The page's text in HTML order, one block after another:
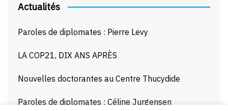
Actualités
Paroles de diplomates : Pierre Levy
LA COP21, DIX ANS APRÈS
Nouvelles doctorantes au Centre Thucydide
Paroles de diplomates : Céline Jurgensen